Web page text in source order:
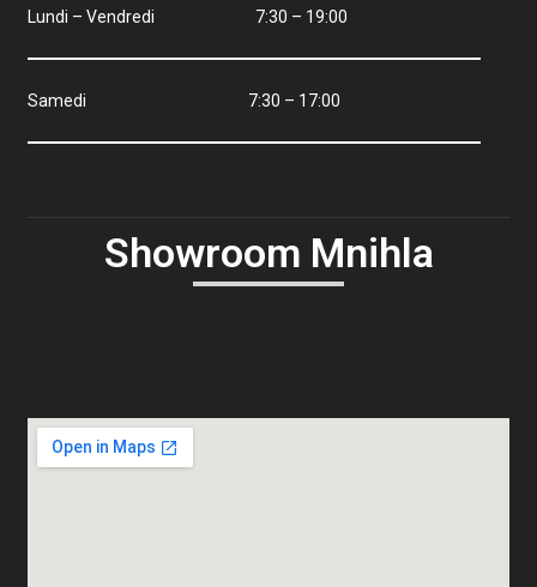
Lundi – Vendredi 7:30 – 19:00
Samedi 7:30 – 17:00
Showroom Mnihla